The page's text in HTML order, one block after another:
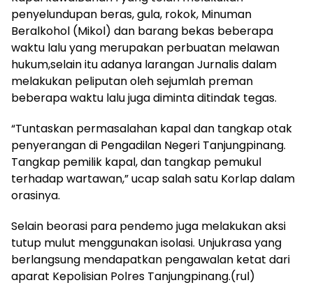
penyelundupan beras, gula, rokok, Minuman
Beralkohol (Mikol) dan barang bekas beberapa
waktu lalu yang merupakan perbuatan melawan
hukum,selain itu adanya larangan Jurnalis dalam
melakukan peliputan oleh sejumlah preman
beberapa waktu lalu juga diminta ditindak tegas.
“Tuntaskan permasalahan kapal dan tangkap otak
penyerangan di Pengadilan Negeri Tanjungpinang.
Tangkap pemilik kapal, dan tangkap pemukul
terhadap wartawan,” ucap salah satu Korlap dalam
orasinya.
Selain beorasi para pendemo juga melakukan aksi
tutup mulut menggunakan isolasi. Unjukrasa yang
berlangsung mendapatkan pengawalan ketat dari
aparat Kepolisian Polres Tanjungpinang.(rul)